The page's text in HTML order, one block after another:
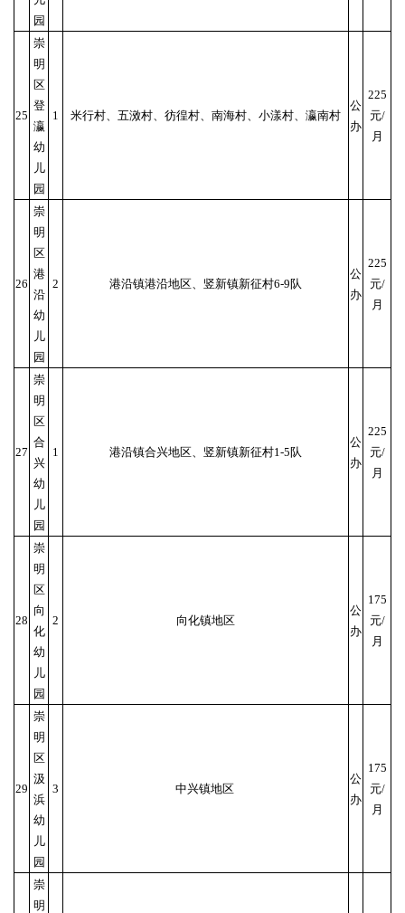
园
25
崇
明
区
登
瀛
幼
儿
园
1 米行村、五滧村、彷徨村、南海村、小漾村、瀛南村
公
办
225
元/
月
26
崇
明
区
港
沿
幼
儿
园
2 港沿镇港沿地区、竖新镇新征村6-9队
公
办
225
元/
月
27
崇
明
区
合
兴
幼
儿
园
1 港沿镇合兴地区、竖新镇新征村1-5队
公
办
225
元/
月
28
崇
明
区
向
化
幼
儿
园
2 向化镇地区
公
办
175
元/
月
29
崇
明
区
汲
浜
幼
儿
园
3 中兴镇地区
公
办
175
元/
月
崇
明